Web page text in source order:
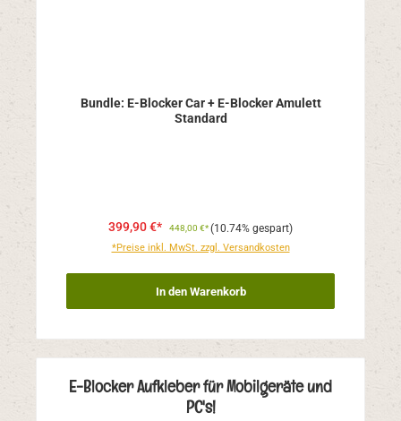
Bundle: E-Blocker Car + E-Blocker Amulett
Standard
399,90 €* 448,00 €*(10.74% gespart)
*Preise inkl. MwSt. zzgl. Versandkosten
In den Warenkorb
E-Blocker Aufkleber für Mobilgeräte und
PC's!